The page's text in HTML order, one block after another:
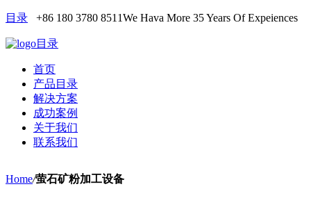
目录 +86 180 3780 8511We Hava More 35 Years Of Expeiences
目录
首页
产品目录
解决方案
成功案例
关于我们
联系我们
Home/萤石矿粉加工设备